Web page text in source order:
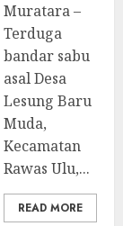
Muratara –
Terduga
bandar sabu
asal Desa
Lesung Baru
Muda,
Kecamatan
Rawas Ulu,...
READ MORE